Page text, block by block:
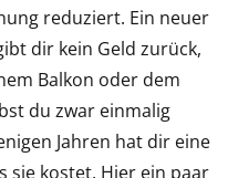
reduziert. Ein neuer
dir kein Geld zurück,
Balkon oder dem
du zwar einmalig
Jahren hat dir eine
sie kostet. Hier ein paar